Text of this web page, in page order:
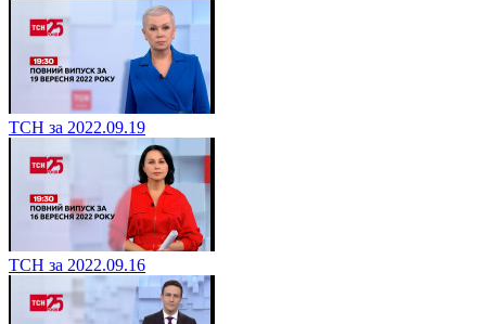
ТСН за 2022.09.19
ТСН за 2022.09.16